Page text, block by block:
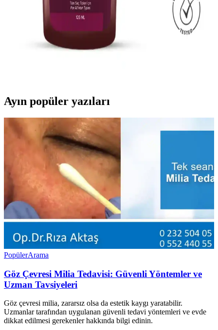
seçimi ve düzenli bakım ile parlak ve sağlıklı saçlar.
Laventin Keratinli Bakım Spreyi ile Yıpranmış
Saçlarınızı Güçlendirin ve Canlandırın
Ayın popüler yazıları
PopülerArama
Göz Çevresi Milia Tedavisi: Güvenli Yöntemler ve
Uzman Tavsiyeleri
Göz çevresi milia, zararsız olsa da estetik kaygı yaratabilir.
Uzmanlar tarafından uygulanan güvenli tedavi yöntemleri ve evde
dikkat edilmesi gerekenler hakkında bilgi edinin.